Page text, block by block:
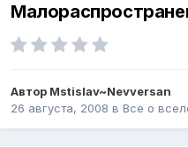
Автор Mstislav~Nevversan
26 августа, 2008 в Все о